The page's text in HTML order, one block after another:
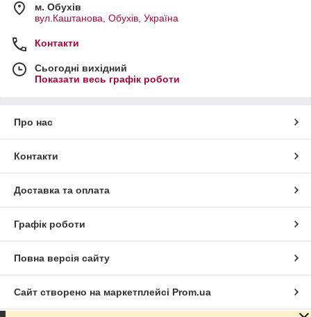
м. Обухів
вул.Каштанова, Обухів, Україна
Контакти
Сьогодні вихідний
Показати весь графік роботи
Про нас
Контакти
Доставка та оплата
Графік роботи
Повна версія сайту
Сайт створено на маркетплейсі Prom.ua